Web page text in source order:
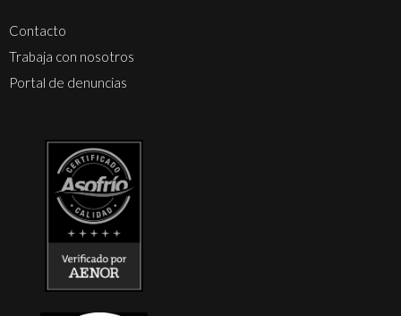
Contacto
Trabaja con nosotros
Portal de denuncias